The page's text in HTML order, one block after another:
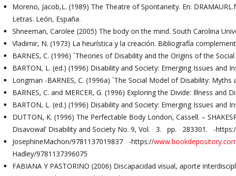
Moreno, Jacob,L. (1989) The Theatre of Spontaneity. En:
Letras. León, España.
Shneeman, Carolee (2005) The body on the mind. South Carolina
Vladimir, N. (1973) La heurística y la creación. Bibliografía
BARNES, C. (1996) `Theories of Disability and the Origins of the
BARTON, L. (ed.) (1996) Disability and Society: Emerging Issues and
Longman -BARNES, C. (1996a) `The Social Model of Disability:
BARNES, C. and MERCER, G. (1996) Exploring the Divide: Illness and
BARTON, L. (ed.) (1996) Disability and Society: Emerging Issues and
DUTTON, K. (1996) The Perfectable Body London, Cassell. –
Disavowal’ Disability and Society No. 9, Vol. 3. pp. 283301. -
JosephineMachon/9781137019837 -https://
Hadley/9781137396075
FABIANA Y PASTORINO (2006) Discapacidad visual, aporte